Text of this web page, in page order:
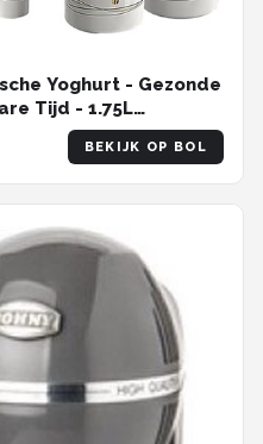
Yoghurt - Gezonde
Tijd - 1.75L
BEKIJK OP BOL